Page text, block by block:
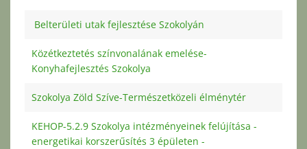
Belterületi utak fejlesztése Szokolyán
Közétkeztetés színvonalának emelése-
Konyhafejlesztés Szokolya
Szokolya Zöld Szíve-Természetközeli élménytér
KEHOP-5.2.9 Szokolya intézményeinek felújítása -
energetikai korszerűsítés 3 épületen -